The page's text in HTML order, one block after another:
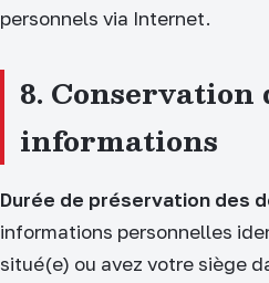
personnels via Internet.
8. Conservation
informations
Durée de préservation des
informations personnelles
situé(e) ou avez votre siège